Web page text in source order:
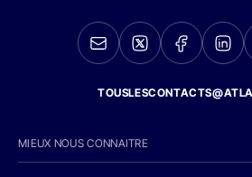
MIEUX NOUS CONNAITRE